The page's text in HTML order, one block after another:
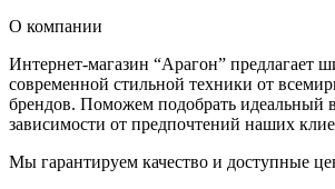
О компании
Интернет-магазин “Арагон” предлагает
современной стильной техники от
брендов. Поможем подобрать идеальный
зависимости от предпочтений наших
Мы гарантируем качество и доступные